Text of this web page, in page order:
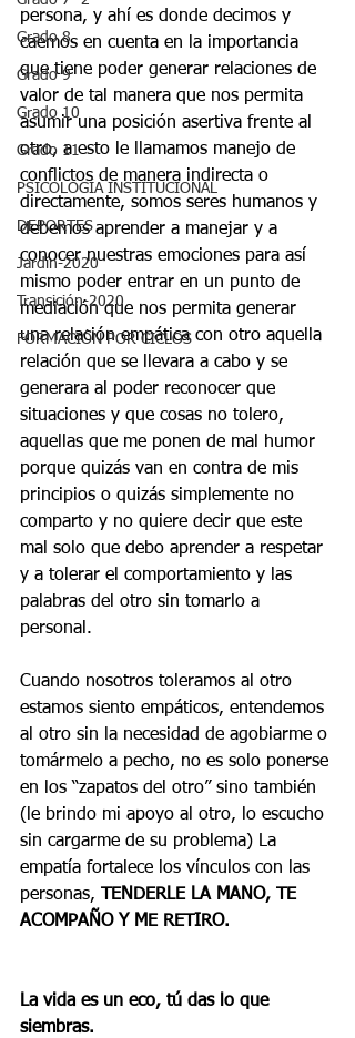
Grado 8
Grado 9
Grado 10
Grado 11
PSICOLOGÍA INSTITUCIONAL
DEPORTES
Jardín-2020
Transición-2020
FORMACIÓN POR CICLOS
persona, y ahí es donde decimos y
caemos en cuenta en la importancia
que tiene poder generar relaciones de
valor de tal manera que nos permita
asumir una posición asertiva frente al
otro, a esto le llamamos manejo de
conflictos de manera indirecta o
directamente, somos seres humanos y
debemos aprender a manejar y a
conocer nuestras emociones para así
mismo poder entrar en un punto de
mediación que nos permita generar
una relación empática con otro aquella
relación que se llevara a cabo y se
generara al poder reconocer que
situaciones y que cosas no tolero,
aquellas que me ponen de mal humor
porque quizás van en contra de mis
principios o quizás simplemente no
comparto y no quiere decir que este
mal solo que debo aprender a respetar
y a tolerar el comportamiento y las
palabras del otro sin tomarlo a
personal.
Cuando nosotros toleramos al otro
estamos siento empáticos, entendemos
al otro sin la necesidad de agobiarme o
tomármelo a pecho, no es solo ponerse
en los “zapatos del otro” sino también
(le brindo mi apoyo al otro, lo escucho
sin cargarme de su problema) La
empatía fortalece los vínculos con las
personas,
TENDERLE LA MANO, TE
ACOMPAÑO Y ME RETIRO.
La vida es un eco, tú das lo que
siembras.